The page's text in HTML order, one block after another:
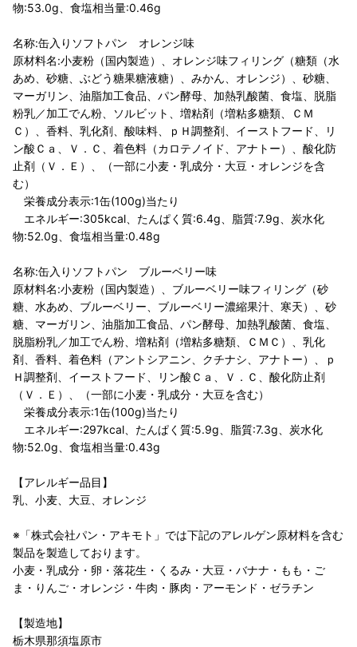
物:53.0g、食塩相当量:0.46g
名称:缶入りソフトパン オレンジ味
原材料名:小麦粉（国内製造）、オレンジ味フィリング（糖類（水
あめ、砂糖、ぶどう糖果糖液糖）、みかん、オレンジ）、砂糖、
マーガリン、油脂加工食品、パン酵母、加熱乳酸菌、食塩、脱脂
粉乳／加工でん粉、ソルビット、増粘剤（増粘多糖類、ＣＭ
Ｃ）、香料、乳化剤、酸味料、ｐＨ調整剤、イーストフード、リ
ン酸Ｃａ、Ｖ．Ｃ、着色料（カロテノイド、アナトー）、酸化防
止剤（Ｖ．Ｅ）、（一部に小麦・乳成分・大豆・オレンジを含
む）
栄養成分表示:1缶(100g)当たり
エネルギー:305kcal、たんぱく質:6.4g、脂質:7.9g、炭水化
物:52.0g、食塩相当量:0.48g
名称:缶入りソフトパン ブルーベリー味
原材料名:小麦粉（国内製造）、ブルーベリー味フィリング（砂
糖、水あめ、ブルーベリー、ブルーベリー濃縮果汁、寒天）、砂
糖、マーガリン、油脂加工食品、パン酵母、加熱乳酸菌、食塩、
脱脂粉乳／加工でん粉、増粘剤（増粘多糖類、ＣＭＣ）、乳化
剤、香料、着色料（アントシアニン、クチナシ、アナトー）、ｐ
Ｈ調整剤、イーストフード、リン酸Ｃａ、Ｖ．Ｃ、酸化防止剤
（Ｖ．Ｅ）、（一部に小麦・乳成分・大豆を含む）
栄養成分表示:1缶(100g)当たり
エネルギー:297kcal、たんぱく質:5.9g、脂質:7.3g、炭水化
物:52.0g、食塩相当量:0.43g
【アレルギー品目】
乳、小麦、大豆、オレンジ
※「株式会社パン・アキモト」では下記のアレルゲン原材料を含む
製品を製造しております。
小麦・乳成分・卵・落花生・くるみ・大豆・バナナ・もも・ご
ま・りんご・オレンジ・牛肉・豚肉・アーモンド・ゼラチン
【製造地】
栃木県那須塩原市